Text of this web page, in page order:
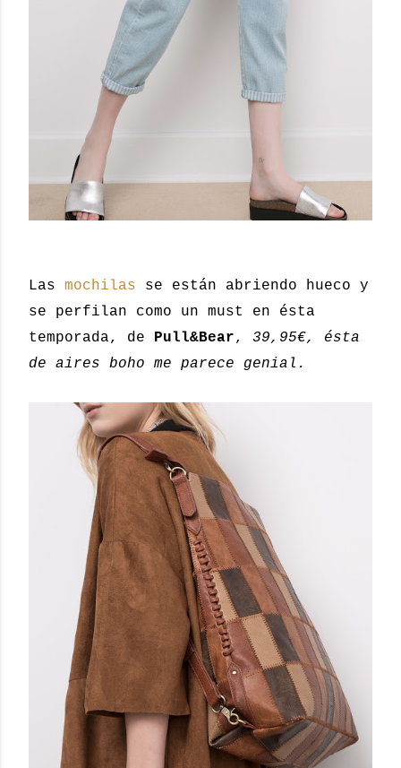
Las mochilas se están abriendo hueco y
se perfilan como un must en ésta
temporada, de Pull&Bear, 39,95€, ésta
de aires boho me parece genial.